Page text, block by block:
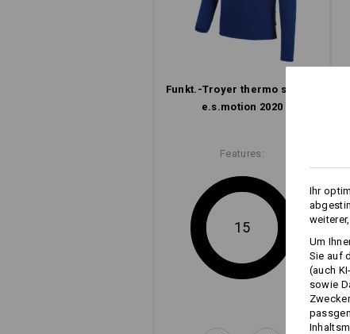
Funkt.-Troyer thermo stretch
e.s.​motion 2020
Features:
15
Ihr
Um
Sie auf
(auch
sowie